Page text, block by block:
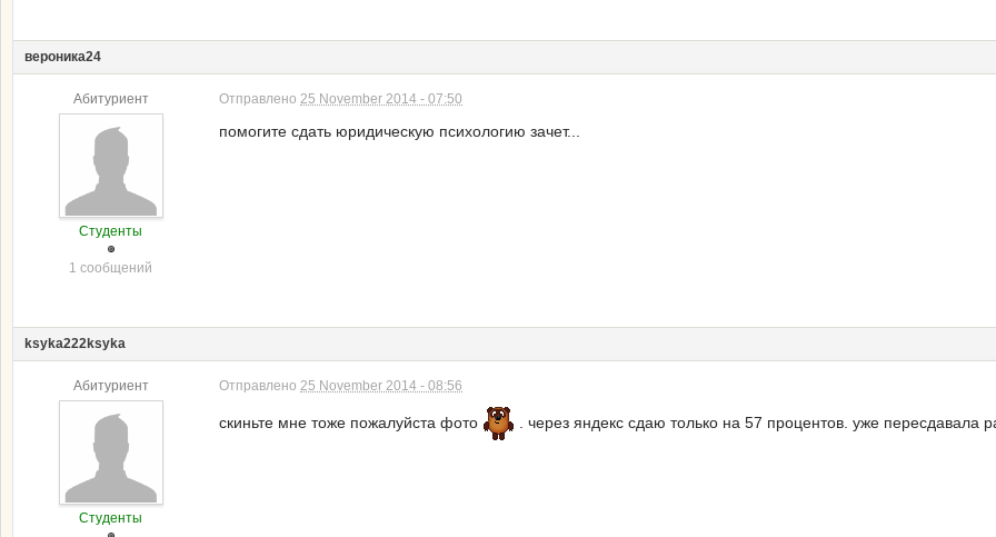
вероника24
Абитуриент
Студенты
1 сообщений
Отправлено 25 November 2014 - 07:50
помогите сдать юридическую психологию зачет...
ksyka222ksyka
Абитуриент
Студенты
Отправлено 25 November 2014 - 08:56
скиньте мне тоже пожалуйста фото . через яндекс сдаю только на 57 процентов. уже пересдавала